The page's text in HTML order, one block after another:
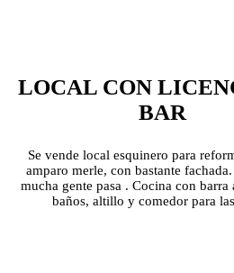
LOCAL CON
BAR
Se vende local esquinero para
amparo merle, con bastante
mucha gente pasa . Cocina con barra
baños, altillo y comedor para